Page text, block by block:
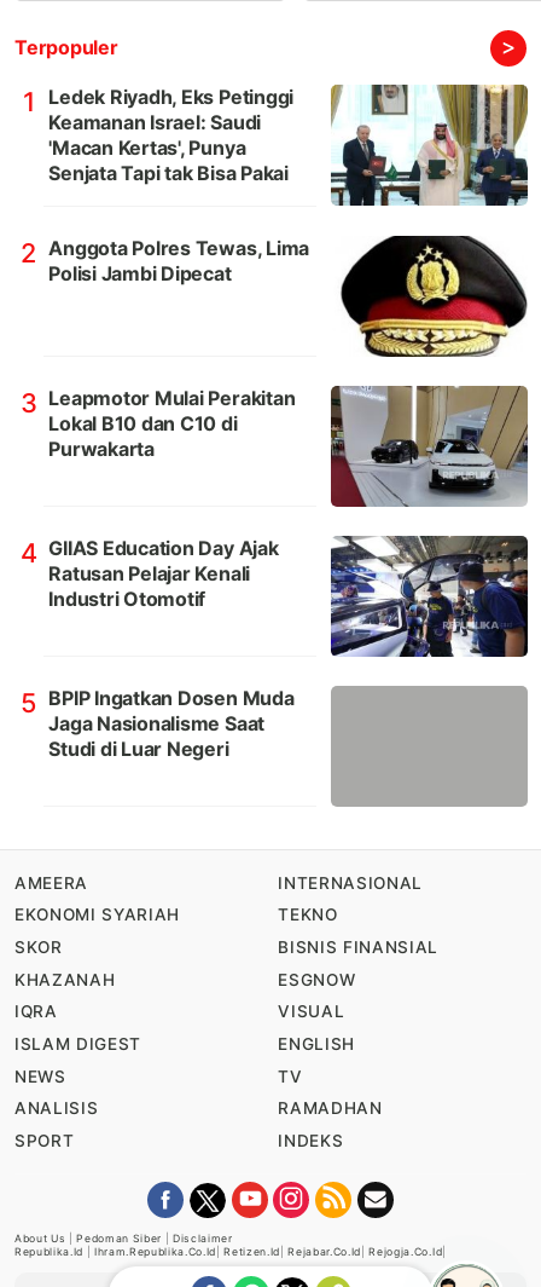
Terpopuler >
1
Ledek Riyadh, Eks Petinggi
Keamanan Israel: Saudi
'Macan Kertas', Punya
Senjata Tapi tak Bisa Pakai
2 Anggota Polres Tewas, Lima
Polisi Jambi Dipecat
3 Leapmotor Mulai Perakitan
Lokal B10 dan C10 di
Purwakarta
4 GIIAS Education Day Ajak
Ratusan Pelajar Kenali
Industri Otomotif
5 BPIP Ingatkan Dosen Muda
Jaga Nasionalisme Saat
Studi di Luar Negeri
AMEERA
EKONOMI SYARIAH
SKOR
KHAZANAH
IQRA
ISLAM DIGEST
NEWS
ANALISIS
SPORT
INTERNASIONAL
TEKNO
BISNIS FINANSIAL
ESGNOW
VISUAL
ENGLISH
TV
RAMADHAN
INDEKS
About Us |Pedoman Siber |Disclaimer
Republika.id
|Ihram.republika.co.id |Retizen.id |Rejabar.co.id |Rejogja.co.id